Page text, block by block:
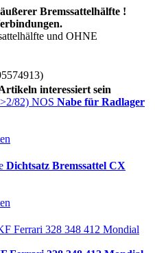
Bremssattelhälfte !
und OHNE
interessiert sein
Nabe für Radlager
Dichtsatz Bremssattel CX